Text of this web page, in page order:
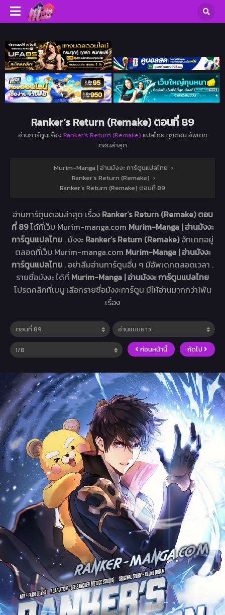
Ranker’s Return (Remake) ตอนที่ 89
อ่านการ์ตูนเรื่อง Ranker’s Return (Remake) แปลไทย ทุกตอน อัพเดท
ตอนล่าสุด
Murim-Manga | อ่านมังงะ การ์ตูนแปลไทย ›
Ranker’s Return (Remake) ›
Ranker’s Return (Remake) ตอนที่ 89
อ่านการ์ตูนตอนล่าสุด เรื่อง Ranker’s Return (Remake) ตอน
ที่ 89ได้ที่เว็บ Murim-manga.com Murim-Manga | อ่านมังงะ
การ์ตูนแปลไทย . มังงะ Ranker’s Return (Remake)อัทเดทอยู่
ตลอดที่เว็บ Murim-manga.com Murim-Manga | อ่านมังงะ
การ์ตูนแปลไทย . อย่าลืมอ่านการ์ตูนอื่น ๆ มีอัพเดทตลอดเวลา .
รายชื่อมังงะ ได้ที่ Murim-Manga | อ่านมังงะ การ์ตูนแปลไทย
โปรดคลิกที่เมนู เลือกรายชื่อมังงะการ์ตูน มีให้อ่านมากกว่า1พัน
เรื่อง
ก่อนหน้านี้ ถัดไป